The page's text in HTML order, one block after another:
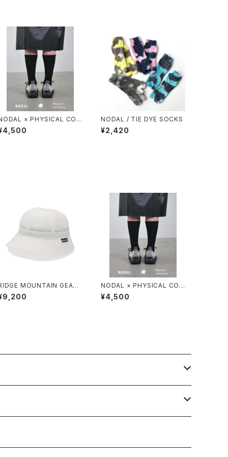
× PHYSICAL CON
NODAL / TIE DYE SOCKS
¥2,420
MOUNTAIN GEAR /
HAT（2026）
NODAL × PHYSICAL CON
TMPRY.
¥4,500